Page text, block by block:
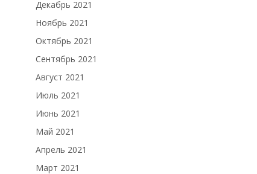
Декабрь 2021
Ноябрь 2021
Октябрь 2021
Сентябрь 2021
Август 2021
Июль 2021
Июнь 2021
Май 2021
Апрель 2021
Март 2021